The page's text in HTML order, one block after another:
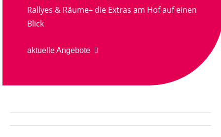
Rallyes & Räume– die Extras am Hof auf einen
Blick
aktuelle Angebote
PROJECT